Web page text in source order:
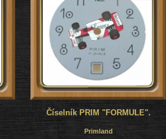
Číselník PRIM "FORMULE".
Primland